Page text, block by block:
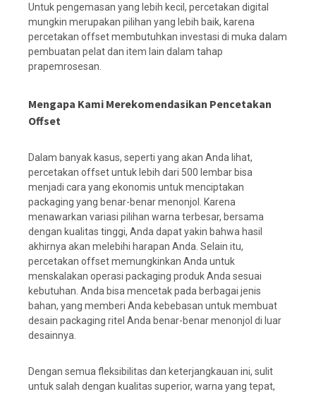
Untuk pengemasan yang lebih kecil, percetakan digital
mungkin merupakan pilihan yang lebih baik, karena
percetakan offset membutuhkan investasi di muka dalam
pembuatan pelat dan item lain dalam tahap
prapemrosesan.
Mengapa Kami Merekomendasikan Pencetakan
Offset
Dalam banyak kasus, seperti yang akan Anda lihat,
percetakan offset untuk lebih dari 500 lembar bisa
menjadi cara yang ekonomis untuk menciptakan
packaging yang benar-benar menonjol. Karena
menawarkan variasi pilihan warna terbesar, bersama
dengan kualitas tinggi, Anda dapat yakin bahwa hasil
akhirnya akan melebihi harapan Anda. Selain itu,
percetakan offset memungkinkan Anda untuk
menskalakan operasi packaging produk Anda sesuai
kebutuhan. Anda bisa mencetak pada berbagai jenis
bahan, yang memberi Anda kebebasan untuk membuat
desain packaging ritel Anda benar-benar menonjol di luar
desainnya.
Dengan semua fleksibilitas dan keterjangkauan ini, sulit
untuk salah dengan kualitas superior, warna yang tepat,